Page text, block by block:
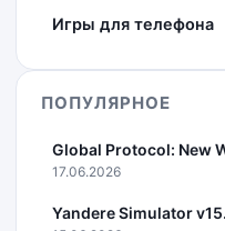
Игры для телефона
ПОПУЛЯРНОЕ
Global Protocol: New
17.06.2026
Yandere Simulator